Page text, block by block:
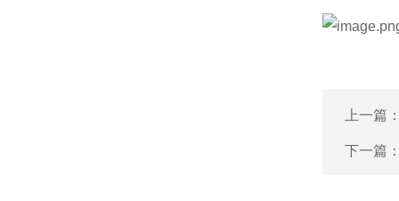
上一篇
下一篇